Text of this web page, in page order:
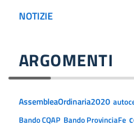
NOTIZIE
ARGOMENTI
AssembleaOrdinaria2020
Bando CQAP Bando ProvinciaFe